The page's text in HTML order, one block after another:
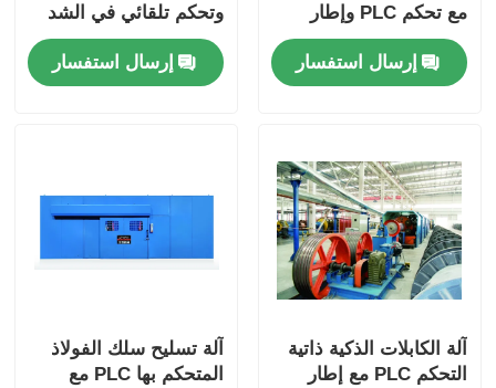
مع تحكم PLC وإطار
فولاذي شديد التحمل
إرسال استفسار
وتحكم تلقائي في الشد
إرسال استفسار
آلة الكابلات الذكية ذاتية
التحكم PLC مع إطار
آلة تسليح سلك الفولاذ
المتحكم بها PLC مع